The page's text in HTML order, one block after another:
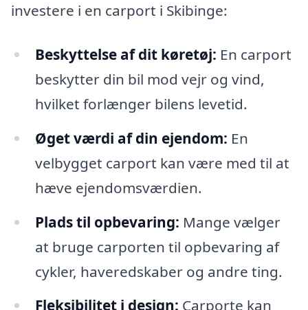
investere i en carport i Skibinge:
Beskyttelse af dit køretøj: En carport
beskytter din bil mod vejr og vind,
hvilket forlænger bilens levetid.
Øget værdi af din ejendom: En
velbygget carport kan være med til at
hæve ejendomsværdien.
Plads til opbevaring: Mange vælger
at bruge carporten til opbevaring af
cykler, haveredskaber og andre ting.
Fleksibilitet i design: Carporte kan